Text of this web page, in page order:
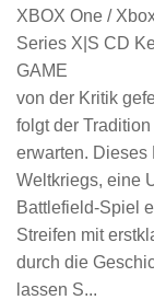
von der Kritik
folgt der
erwarten. Dieses
Weltkriegs, eine
Battlefield-Spiel
Streifen mit
durch die
lassen S...